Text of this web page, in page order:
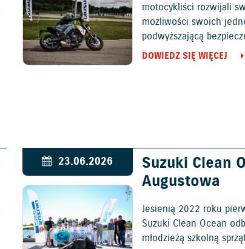
motocykliści rozwijali
możliwości swoich
podwyższającą
DOWIEDZ SIĘ WIĘCEJ
23.06.2026
Suzuki Clean
Augustowa
Jesienią 2022 roku
Suzuki Clean Ocean
młodzieżą szkolną